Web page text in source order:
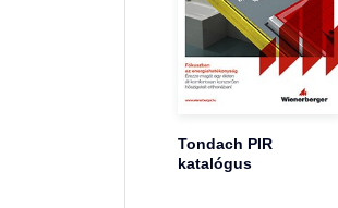
Tondach PIR
katalógus